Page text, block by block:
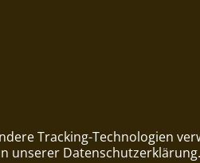
Tracking-Technologien
unserer Datenschutzerklärung.